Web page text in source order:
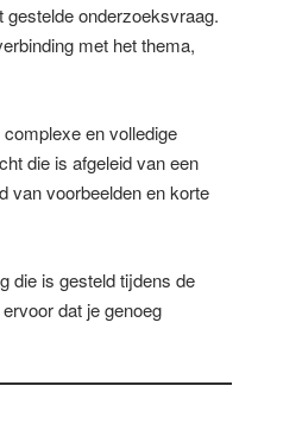
onderzoeksvraag.
met het thema,
en volledige
die is afgeleid van een
van voorbeelden en korte
die is gesteld tijdens de
dat je genoeg